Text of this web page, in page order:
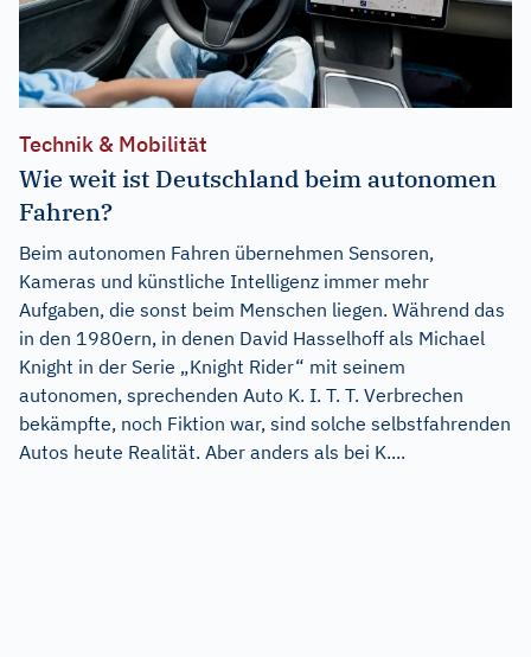
Technik & Mobilität
Wie weit ist Deutschland beim autonomen
Fahren?
Beim autonomen Fahren übernehmen Sensoren,
Kameras und künstliche Intelligenz immer mehr
Aufgaben, die sonst beim Menschen liegen. Während das
in den 1980ern, in denen David Hasselhoff als Michael
Knight in der Serie „Knight Rider“ mit seinem
autonomen, sprechenden Auto K. I. T. T. Verbrechen
bekämpfte, noch Fiktion war, sind solche selbstfahrenden
Autos heute Realität. Aber anders als bei K....